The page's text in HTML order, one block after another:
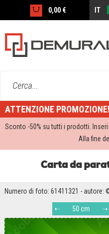
0,00 € IT
Cerca...
ATTENZIONE PROMOZIONE!
Sconto -50% su tutti i prodotti.
Alla fine
Carta da
Numero di foto: 61411321 - autore:
50 cm